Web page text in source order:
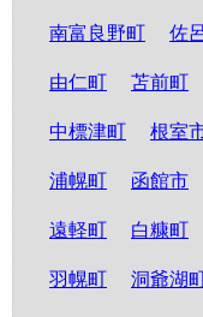
南富良野町 佐
由仁町 苫前町
中標津町 根室
浦幌町 函館市
遠軽町 白糠町
羽幌町 洞爺湖